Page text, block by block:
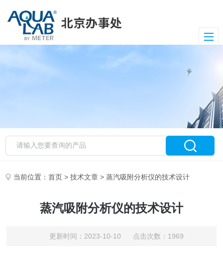
当前位置：首页 >技术文章 > 蒸汽吸附分析仪的技术设计
蒸汽吸附分析仪的技术设计
更新时间：2023-10-10 点击次数：1969